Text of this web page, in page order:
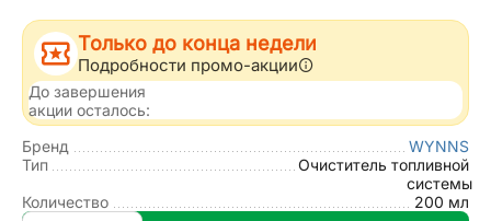
Только до конца недели
Подробности промо-акции
До завершения
акции осталось:
Бренд
WYNNS
Тип
Очиститель топливной
системы
Количество
200 мл